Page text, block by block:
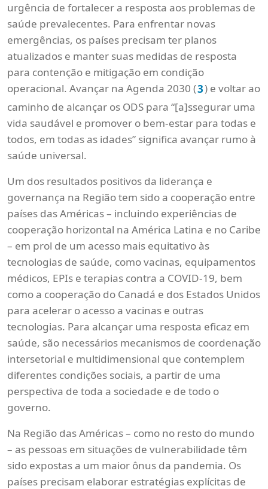
urgência de fortalecer a resposta aos problemas de
saúde prevalecentes. Para enfrentar novas
emergências, os países precisam ter planos
atualizados e manter suas medidas de resposta
para contenção e mitigação em condição
operacional. Avançar na Agenda 2030 (3) e voltar ao
caminho de alcançar os ODS para “[a]ssegurar uma
vida saudável e promover o bem-estar para todas e
todos, em todas as idades” significa avançar rumo à
saúde universal.
Um dos resultados positivos da liderança e
governança na Região tem sido a cooperação entre
países das Américas – incluindo experiências de
cooperação horizontal na América Latina e no Caribe
– em prol de um acesso mais equitativo às
tecnologias de saúde, como vacinas, equipamentos
médicos, EPIs e terapias contra a COVID-19, bem
como a cooperação do Canadá e dos Estados Unidos
para acelerar o acesso a vacinas e outras
tecnologias. Para alcançar uma resposta eficaz em
saúde, são necessários mecanismos de coordenação
intersetorial e multidimensional que contemplem
diferentes condições sociais, a partir de uma
perspectiva de toda a sociedade e de todo o
governo.
Na Região das Américas – como no resto do mundo
– as pessoas em situações de vulnerabilidade têm
sido expostas a um maior ônus da pandemia. Os
países precisam elaborar estratégias explícitas de